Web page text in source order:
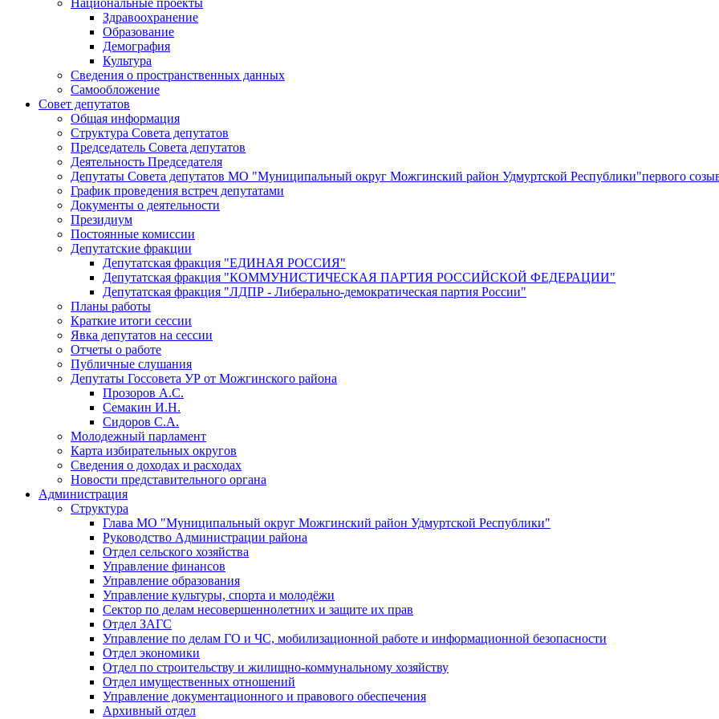
Здравоохранение
Образование
Демография
Культура
Сведения о пространственных данных
Самообложение
Совет депутатов
Общая информация
Структура Совета депутатов
Председатель Совета депутатов
Деятельность Председателя
Депутаты Совета депутатов МО "Муниципальный округ Можгинский район Удмуртской Республики"первого
График проведения встреч депутатами
Документы о деятельности
Президиум
Постоянные комиссии
Депутатские фракции
Депутатская фракция "ЕДИНАЯ РОССИЯ"
Депутатская фракция "КОММУНИСТИЧЕСКАЯ ПАРТИЯ РОССИЙСКОЙ ФЕДЕРАЦИИ"
Депутатская фракция "ЛДПР - Либерально-демократическая партия России"
Планы работы
Краткие итоги сессии
Явка депутатов на сессии
Отчеты о работе
Публичные слушания
Депутаты Госсовета УР от Можгинского района
Прозоров А.С.
Семакин И.Н.
Сидоров С.А.
Молодежный парламент
Карта избирательных округов
Сведения о доходах и расходах
Новости представительного органа
Администрация
Структура
Глава МО "Муниципальный округ Можгинский район Удмуртской Республики"
Руководство Администрации района
Отдел сельского хозяйства
Управление финансов
Управление образования
Управление культуры, спорта и молодёжи
Сектор по делам несовершеннолетних и защите их прав
Отдел ЗАГС
Управление по делам ГО и ЧС, мобилизационной работе и информационной безопасности
Отдел экономики
Отдел по строительству и жилищно-коммунальному хозяйству
Отдел имущественных отношений
Управление документационного и правового обеспечения
Архивный отдел